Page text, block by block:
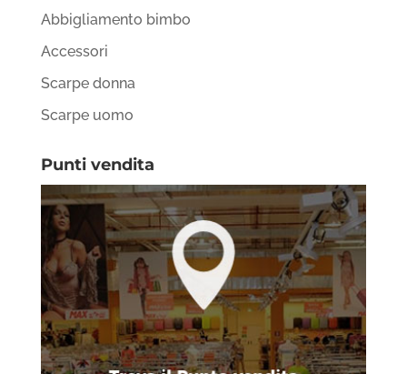
Abbigliamento bimbo
Accessori
Scarpe donna
Scarpe uomo
Punti vendita